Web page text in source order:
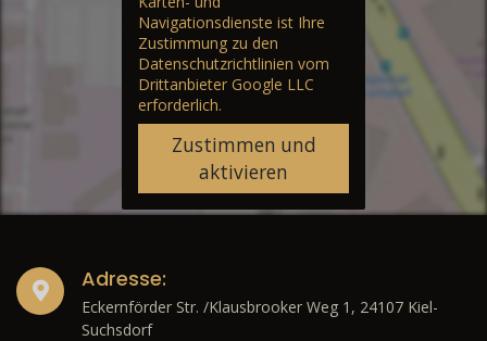
Navigationsdienste ist Ihre
Zustimmung zu den
Datenschutzrichtlinien vom
Drittanbieter Google LLC
erforderlich.
Zustimmen und
aktivieren
Adresse:
Eckernförder Str. /Klausbrooker Weg 1, 24107 Kiel-
Suchsdorf